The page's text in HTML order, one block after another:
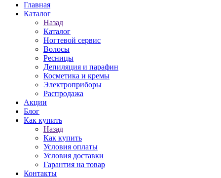
Главная
Каталог
Назад
Каталог
Ногтевой сервис
Волосы
Ресницы
Депиляция и парафин
Косметика и кремы
Электроприборы
Распродажа
Акции
Блог
Как купить
Назад
Как купить
Условия оплаты
Условия доставки
Гарантия на товар
Контакты